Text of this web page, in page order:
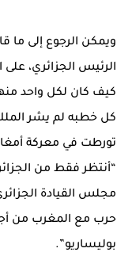
ويمكن الرجوع إلى ما
الرئيس الجزائري،
كيف كان لكل واحد
كل خطبه لم يشر الملك
تورطت في معركة
“أنتظر فقط من
مجلس القيادة
حرب مع المغرب من
بوليساريو”.